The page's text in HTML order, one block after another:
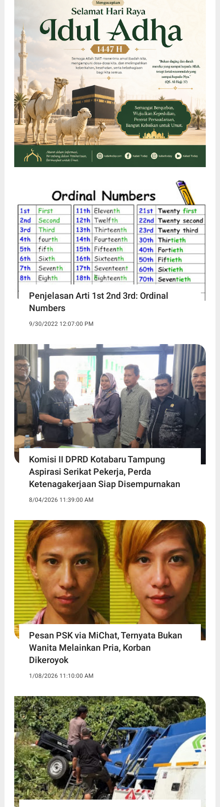
Penjelasan Arti 1st 2nd 3rd: Ordinal
Numbers
9/30/2022 12:07:00 PM
Komisi II DPRD Kotabaru Tampung
Aspirasi Serikat Pekerja, Perda
Ketenagakerjaan Siap Disempurnakan
8/04/2026 11:39:00 AM
Pesan PSK via MiChat, Ternyata Bukan
Wanita Melainkan Pria, Korban
Dikeroyok
1/08/2026 11:10:00 AM